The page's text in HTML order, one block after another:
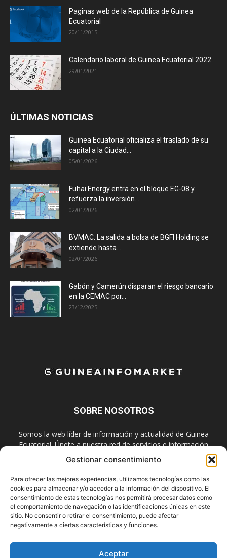
Gestionar consentimiento
Para ofrecer las mejores experiencias, utilizamos tecnologías como las
cookies para almacenar y/o acceder a la información del dispositivo. El
consentimiento de estas tecnologías nos permitirá procesar datos como
el comportamiento de navegación o las identificaciones únicas en este
sitio. No consentir o retirar el consentimiento, puede afectar
negativamente a ciertas características y funciones.
Aceptar
Paginas web de la República de Guinea
Ecuatorial
20/11/2015
Calendario laboral de Guinea Ecuatorial 2022
29/01/2021
ÚLTIMAS NOTICIAS
Guinea Ecuatorial oficializa el traslado de su
capital a la Ciudad...
05/01/2026
Fuhai Energy entra en el bloque EG-08 y
refuerza la inversión...
02/01/2026
BVMAC: La salida a bolsa de BGFI Holding se
extiende hasta...
02/01/2026
Gabón y Camerún disparan el riesgo bancario
en la CEMAC por...
23/12/2025
SOBRE NOSOTROS
Somos la web líder de información y actualidad de Guinea
Ecuatorial. Únete a nuestra red de servicios e información
digital también en las redes sociales.
Contáctanos:info@guineainfomarket.com
SÍGUENOS